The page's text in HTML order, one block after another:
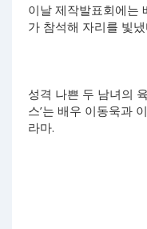
이날 제작발표회에는
가 참석해 자리를 빛냈
성격 나쁜 두 남녀의
스’는 배우 이동욱과
라마.